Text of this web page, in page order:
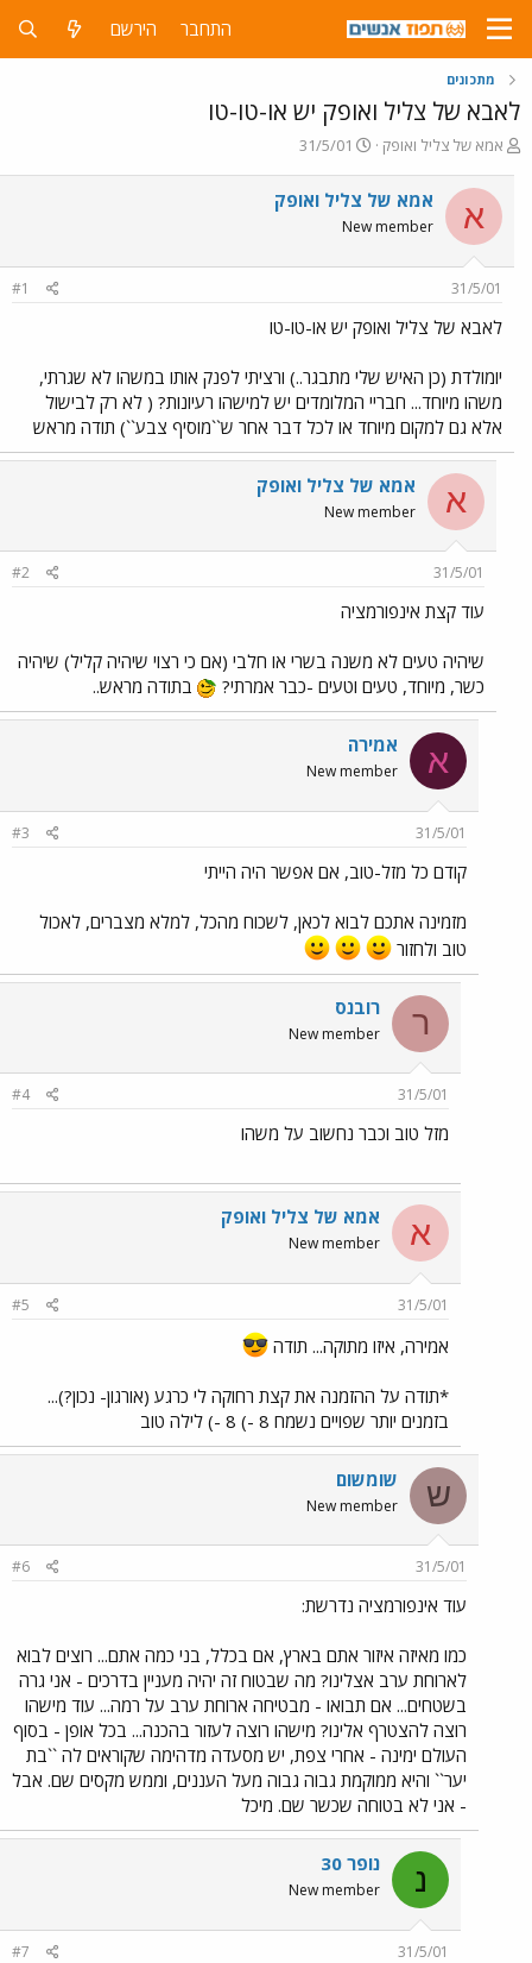
התחבר הירשם
מתכונים
לאבא של צליל ואופק יש או-טו-טו
פ
ח
ה
ו
ש
אמא של צליל ואופק
פ
ס
ם
ת
י
31/5/01
א אמא של צליל ואופק
New member
31/5/01
#1
לאבא של צליל ואופק יש או-טו-טו
יומולדת (כן האיש שלי מתבגר..) ורציתי לפנק אותו במשהו לא שגרתי,
משהו מיוחד... חבריי המלומדים יש למישהו רעיונות? ( לא רק לבישול
אלא גם למקום מיוחד או לכל דבר אחר ש``מוסיף צבע``) תודה מראש
א אמא של צליל ואופק
New member
31/5/01
#2
עוד קצת אינפורמציה
שיהיה טעים לא משנה בשרי או חלבי (אם כי רצוי שיהיה קליל) שיהיה
כשר, מיוחד, טעים וטעים -כבר אמרתי?
בתודה מראש..
א אמירה
New member
31/5/01
#3
קודם כל מזל-טוב, אם אפשר היה הייתי
מזמינה אתכם לבוא לכאן, לשכוח מהכל, למלא מצברים, לאכול
טוב ולחזור
ר רובנס
New member
31/5/01
#4
מזל טוב וכבר נחשוב על משהו
א אמא של צליל ואופק
New member
31/5/01
#5
אמירה, איזו מתוקה... תודה
*תודה על ההזמנה את קצת רחוקה לי כרגע (אורגון- נכון?)...
בזמנים יותר שפויים נשמח 8 -) 8 -) לילה טוב
ש שומשום
New member
31/5/01
#6
עוד אינפורמציה נדרשת:
כמו מאיזה איזור אתם בארץ, אם בכלל, בני כמה אתם... רוצים לבוא
לארוחת ערב אצלינו? מה שבטוח זה יהיה מעניין בדרכים - אני גרה
בשטחים... אם תבואו - מבטיחה ארוחת ערב על רמה... עוד מישהו
רוצה להצטרף אלינו? מישהו רוצה לעזור בהכנה... בכל אופן - בסוף
העולם ימינה - אחרי צפת, יש מסעדה מדהימה שקוראים לה ``בת
יער`` והיא ממוקמת גבוה גבוה מעל העננים, וממש מקסים שם. אבל
- אני לא בטוחה שכשר שם. מיכל
נ נופר 30
New member
31/5/01
#7